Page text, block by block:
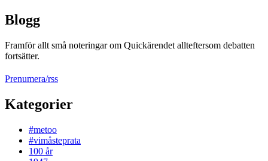
Blogg
Framför allt små noteringar om Quickärendet allteftersom debatten
fortsätter.
Prenumera/rss
Kategorier
#metoo
#vimåsteprata
100 år